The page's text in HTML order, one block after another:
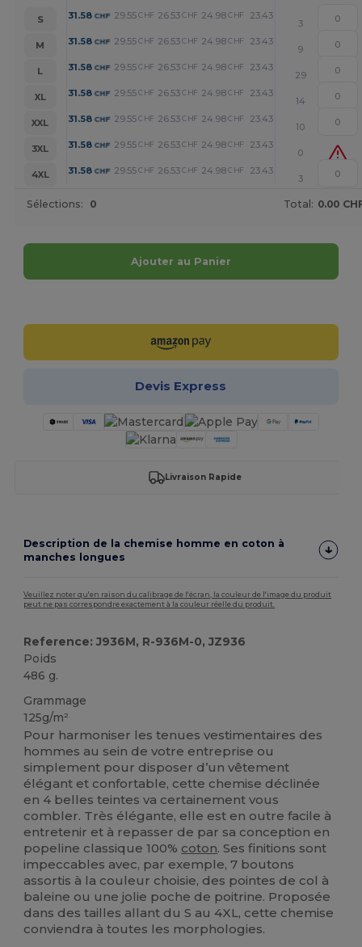
S 31.58 CHF 29.55 CHF 26.53 CHF 24.98 CHF 23.43 CHF
3
M
31.58 CHF 29.55 CHF 26.53 CHF 24.98 CHF 23.43 CHF
9
L
31.58 CHF 29.55 CHF 26.53 CHF 24.98 CHF 23.43 CHF
29
XL
31.58 CHF 29.55 CHF 26.53 CHF 24.98 CHF 23.43 CHF
14
XXL
31.58 CHF 29.55 CHF 26.53 CHF 24.98 CHF 23.43 CHF
10
3XL
31.58 CHF 29.55 CHF 26.53 CHF 24.98 CHF 23.43 CHF
0
4XL
31.58 CHF 29.55 CHF 26.53 CHF 24.98 CHF 23.43 CHF
3
Sélections: 0 Total: 0.00
Ajouter au Panier
Devis Express
Livraison Rapide
Description de la chemise homme en coton à
manches longues
Veuillez noter qu'en raison du calibrage de l'écran, la couleur de l'image du produit
peut ne pas correspondre exactement à la couleur réelle du produit.
Reference: J936M, R-936M-0, JZ936
Poids
486 g.
Grammage
125g/m²
Pour harmoniser les tenues vestimentaires des
hommes au sein de votre entreprise ou
simplement pour disposer d’un vêtement
élégant et confortable, cette chemise déclinée
en 4 belles teintes va certainement vous
combler. Très élégante, elle est en outre facile à
entretenir et à repasser de par sa conception en
popeline classique 100% coton. Ses finitions sont
impeccables avec, par exemple, 7 boutons
assortis à la couleur choisie, des pointes de col à
baleine ou une jolie poche de poitrine. Proposée
dans des tailles allant du S au 4XL, cette chemise
conviendra à toutes les morphologies.